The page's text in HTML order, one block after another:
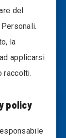
del
la
applicarsi
raccolti.
policy